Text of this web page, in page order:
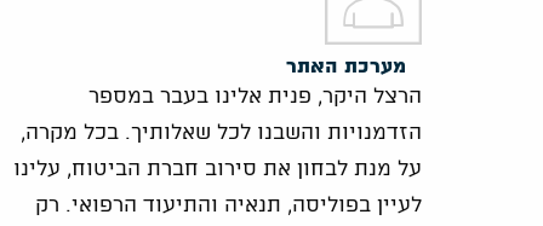
מערכת האתר
הרצל היקר, פנית אלינו בעבר במספר
הזדמנויות והשבנו לכל שאלותיך. בכל מקרה,
על מנת לבחון את סירוב חברת הביטוח, עלינו
לעיין בפוליסה, תנאיה והתיעוד הרפואי. רק